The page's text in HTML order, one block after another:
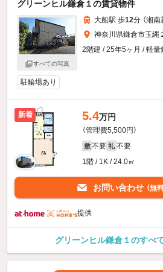
グリーンヒル鎌倉１の賃貸物件
すべての写真
大船駅 歩12分 （湘
神奈川県鎌倉市玉縄
2階建 / 25年5ヶ月 / 軽量
駐輪場あり
新着 5.4万円
（管理費5,500円）
敷 不要 礼 不要
1階 / 1K / 24.0㎡
お問い合わせ （無料
提供
グリーンヒル鎌倉１のすべ